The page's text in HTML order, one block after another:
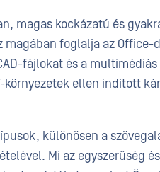
magas kockázatú és
foglalja az
fájlokat és a
környezetek ellen indított
különösen a
Mi az egyszerűség